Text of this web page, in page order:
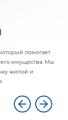
помогает
имущества. Мы
жилой и